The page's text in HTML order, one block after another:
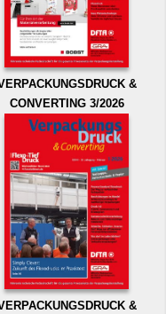
&
CONVERTING 3/2026
&